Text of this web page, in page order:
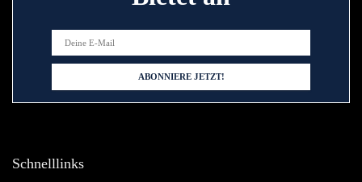
Schnelllinks